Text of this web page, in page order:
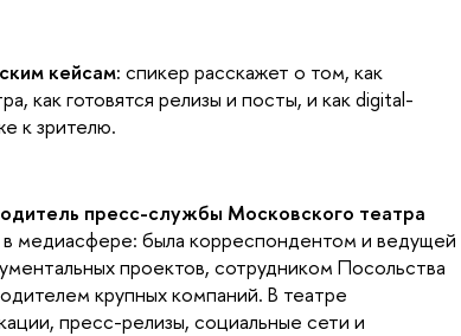
кейсам: спикер расскажет о том, как
как готовятся релизы и посты, и как digital-
к зрителю.
пресс-службы Московского театра
медиасфере: была корреспондентом и ведущей
проектов, сотрудником Посольства
крупных компаний. В театре
пресс-релизы, социальные сети и